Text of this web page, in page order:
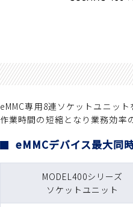
eMMC専用8連ソケットユニッ
作業時間の短縮となり業務効率
eMMCデバイス最大同
MODEL400シリーズ
ソケットユニット